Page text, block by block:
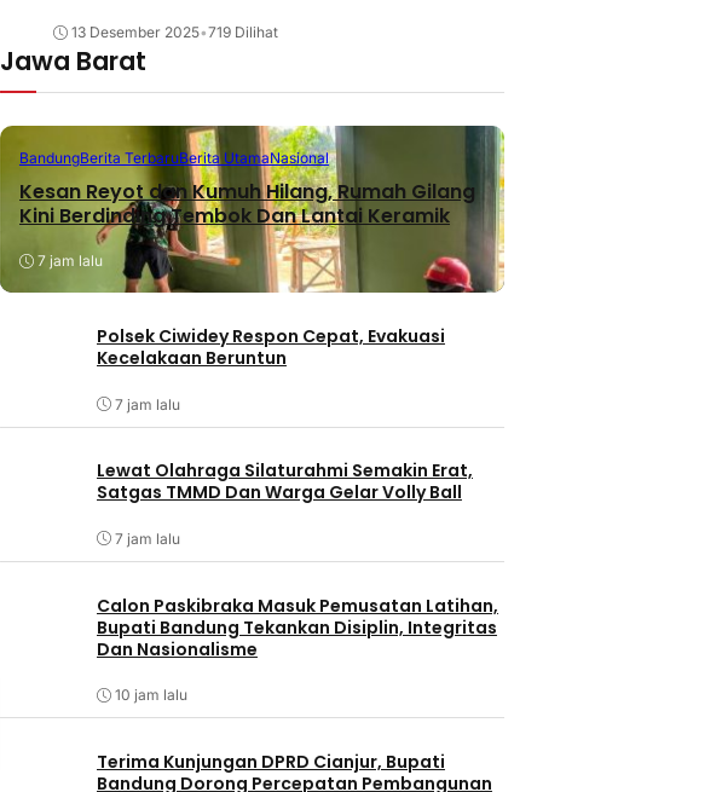
13 Desember 2025•719 Dilihat
Jawa Barat
BandungBerita TerbaruBerita UtamaNasional
Kesan Reyot dan Kumuh Hilang, Rumah Gilang
Kini Berdinding Tembok Dan Lantai Keramik
7 jam lalu
Polsek Ciwidey Respon Cepat, Evakuasi
Kecelakaan Beruntun
7 jam lalu
Lewat Olahraga Silaturahmi Semakin Erat,
Satgas TMMD Dan Warga Gelar Volly Ball
7 jam lalu
Calon Paskibraka Masuk Pemusatan Latihan,
Bupati Bandung Tekankan Disiplin, Integritas
Dan Nasionalisme
10 jam lalu
Terima Kunjungan DPRD Cianjur, Bupati
Bandung Dorong Percepatan Pembangunan